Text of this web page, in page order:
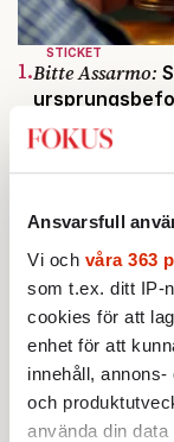
Ansvarsfull
Vi och våra 363
som t.ex. ditt IP-
cookies för att
enhet för att
innehåll,
och
använda din
STICKET
1.Bitte Assarmo:
2.Sakine Madon:
Av: Bengt
4.Johan Hakelius:
mellan raderna
STICKET
5. Johan Romin:
STICKET
6.Dan Korn: